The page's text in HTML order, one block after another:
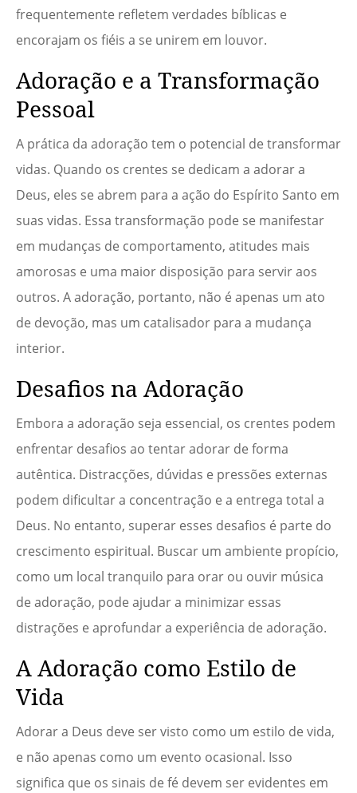
frequentemente refletem verdades bíblicas e
encorajam os fiéis a se unirem em louvor.
Adoração e a Transformação
Pessoal
A prática da adoração tem o potencial de transformar
vidas. Quando os crentes se dedicam a adorar a
Deus, eles se abrem para a ação do Espírito Santo em
suas vidas. Essa transformação pode se manifestar
em mudanças de comportamento, atitudes mais
amorosas e uma maior disposição para servir aos
outros. A adoração, portanto, não é apenas um ato
de devoção, mas um catalisador para a mudança
interior.
Desafios na Adoração
Embora a adoração seja essencial, os crentes podem
enfrentar desafios ao tentar adorar de forma
autêntica. Distracções, dúvidas e pressões externas
podem dificultar a concentração e a entrega total a
Deus. No entanto, superar esses desafios é parte do
crescimento espiritual. Buscar um ambiente propício,
como um local tranquilo para orar ou ouvir música
de adoração, pode ajudar a minimizar essas
distrações e aprofundar a experiência de adoração.
A Adoração como Estilo de
Vida
Adorar a Deus deve ser visto como um estilo de vida,
e não apenas como um evento ocasional. Isso
significa que os sinais de fé devem ser evidentes em